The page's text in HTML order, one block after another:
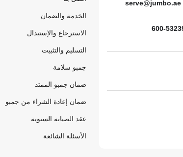
serve@jumbo.ae
الخدمة والضمان
الاسترجاع والإستبدال
التسليم والتثبيت
جمبو سلامة
ضمان جمبو الممتد
ضمان إعادة الشراء من جمبو
عقد الصيانة السنوية
الأسئلة الشائعة